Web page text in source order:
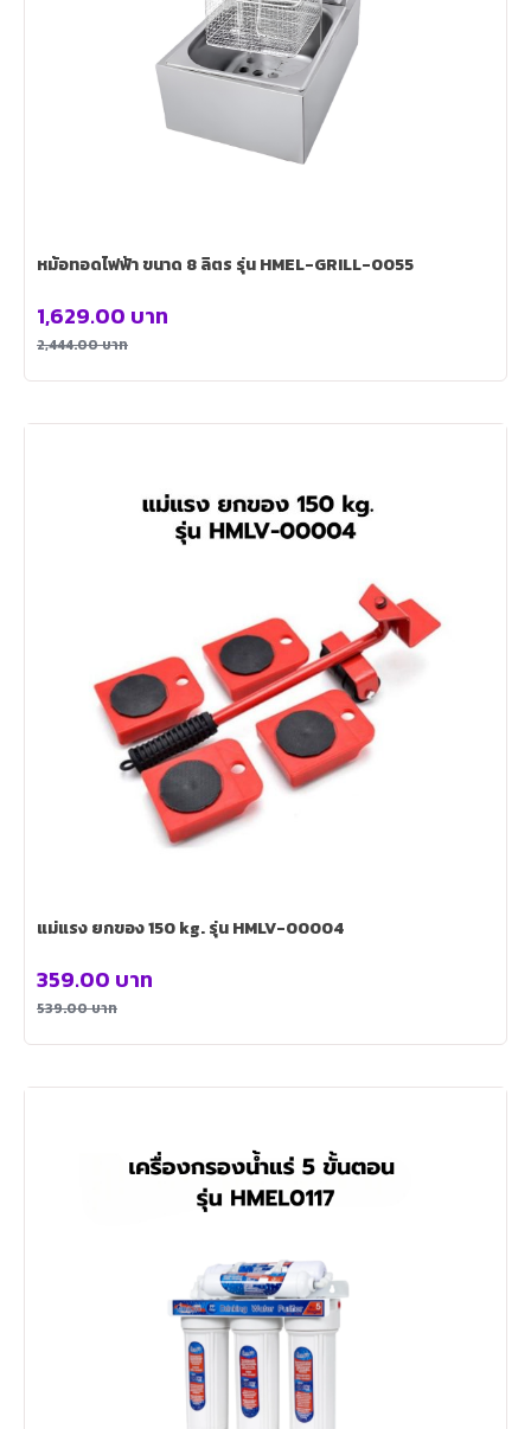
หม้อทอดไฟฟ้า ขนาด 8 ลิตร รุ่น HMEL-GRILL-0055
2,444.00บาท
1,629.00 บาท
แม่แรง ยกของ 150 kg. รุ่น HMLV-00004
539.00บาท
359.00 บาท